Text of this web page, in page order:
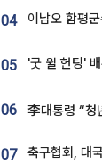
04
05
06
07